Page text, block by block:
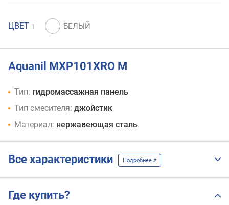
ЦВЕТ 1
Aquanil MXP101XRO M
Тип: гидромассажная панель
Тип смесителя: джойстик
Материал: нержавеющая сталь
Все характеристики Подробнее
Где купить?